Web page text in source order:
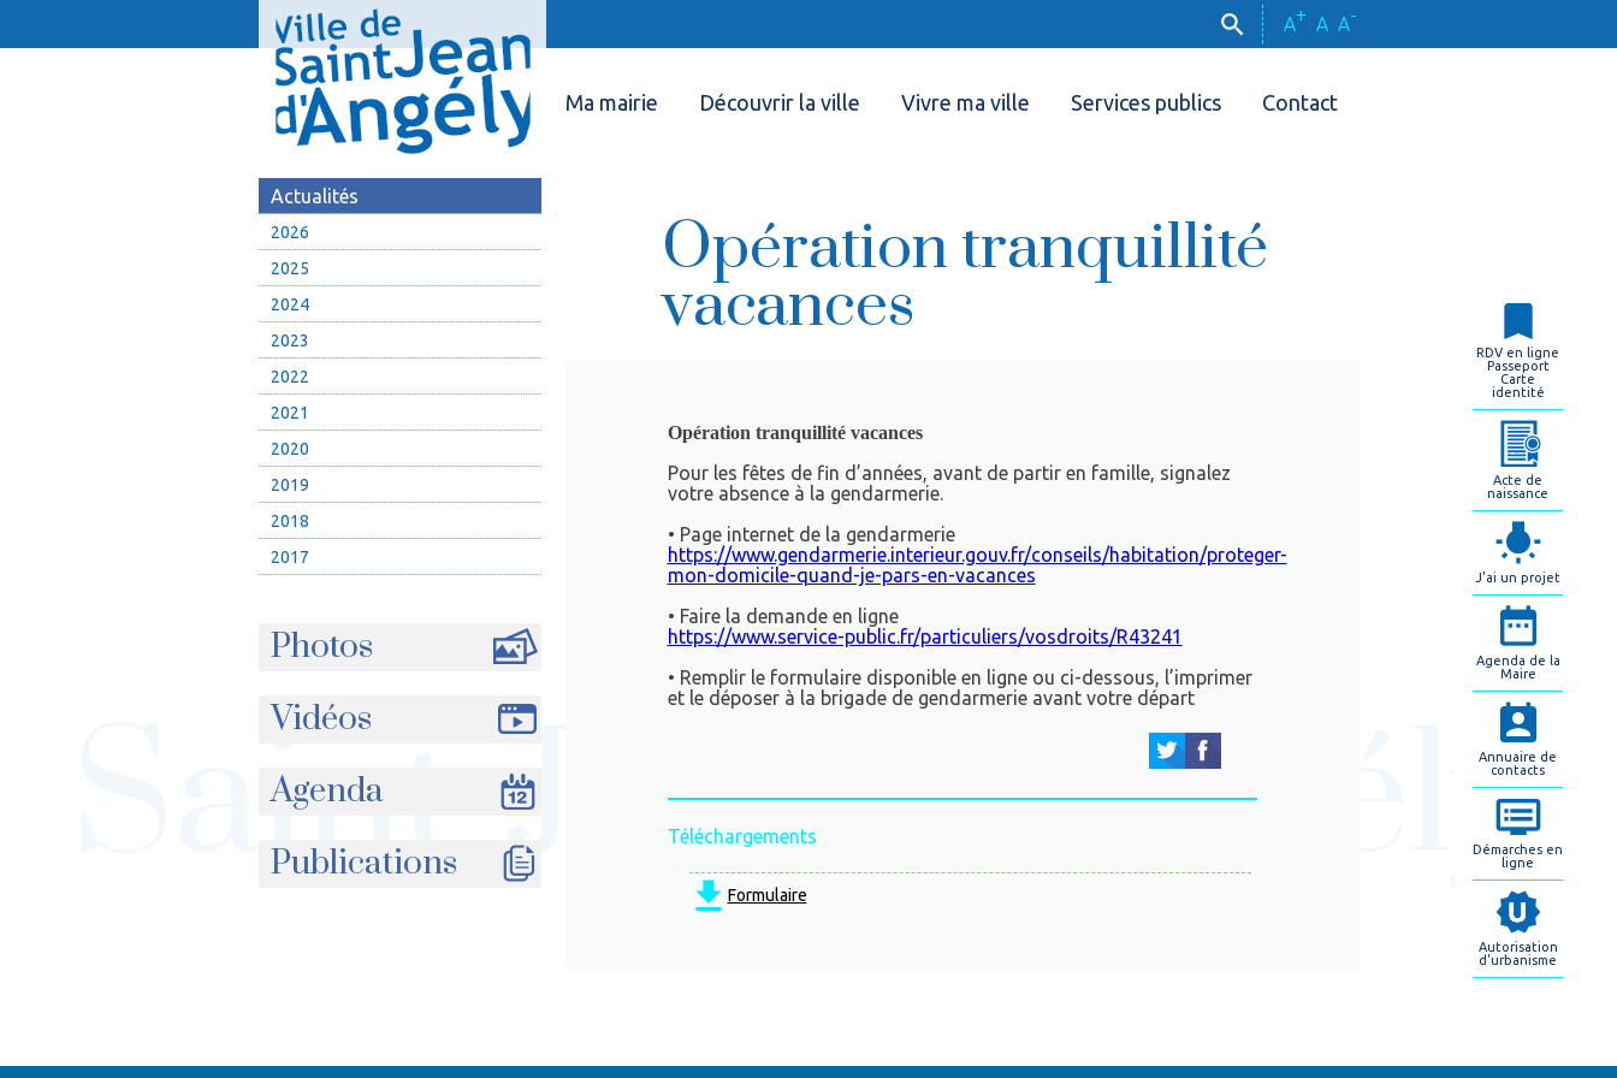
A+ A A-
Ma mairie Découvrir la ville Vivre ma ville Services publics Contact
Actualités
2026
2025
2024
2023
2022
2021
2020
2019
2018
2017
Photos
Vidéos
Agenda
Publications
Opération tranquillité
vacances
Opération tranquillité vacances
Pour les fêtes de fin d’années, avant de partir en famille, signalez
votre absence à la gendarmerie.
• Page internet de la gendarmerie
https://www.gendarmerie.interieur.gouv.fr/conseils/habitation/proteger-
mon-domicile-quand-je-pars-en-vacances
• Faire la demande en ligne
https://www.service-public.fr/particuliers/vosdroits/R43241
• Remplir le formulaire disponible en ligne ou ci-dessous, l’imprimer
et le déposer à la brigade de gendarmerie avant votre départ
Téléchargements
Formulaire
RDV en ligne
Passeport
Carte
identité
Acte de
naissance
J'ai un projet
Agenda de la
Maire
Annuaire de
contacts
Démarches en
ligne
Autorisation
d'urbanisme